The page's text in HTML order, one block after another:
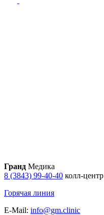
Гранд Медика
8 (3843) 99-40-40 колл-центр
Горячая линия
E-Mail: info@gm.clinic